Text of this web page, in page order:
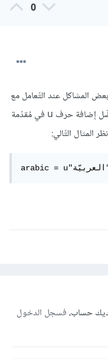
0
المشاكل عند التّعامل مع
رموز Unicode في لغة بايثون، لذا من المُفضّل إضافة حرف u في مُقدّمة
المثال التّالي:
حساب،فسجل الدخول